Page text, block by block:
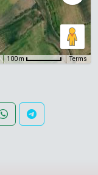
100 m Terms